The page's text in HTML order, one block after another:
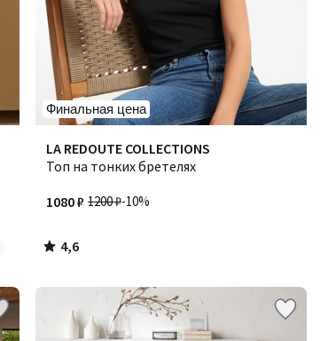
Финальная цена
LA REDOUTE COLLECTIONS
Топ на тонких бретелях
1200 ₽-10%
1080 ₽
4,6
/ 5
4,6
/